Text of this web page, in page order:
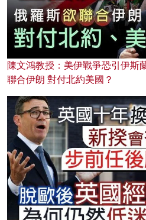
陳文鴻教授：美伊戰爭恐引伊斯
聯合伊朗 對付北約美國？